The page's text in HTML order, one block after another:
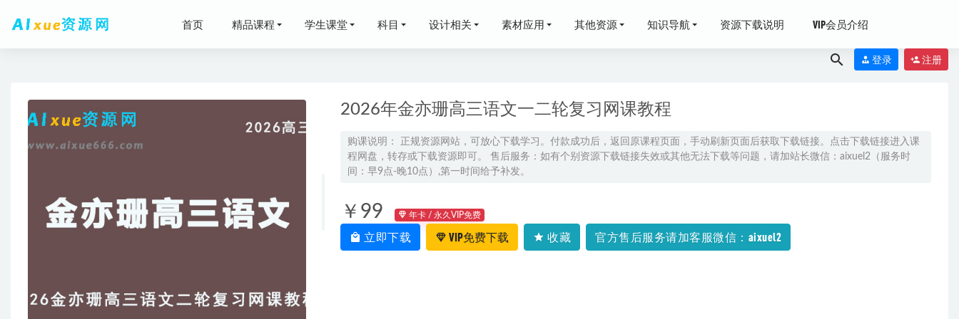
首页 精品课程 学生课堂 科目 设计相关 素材应用 其他资源 知识导航 资源下载说明 VIP会员介绍
登录 注册
2026年金亦珊高三语文一二轮复习网课教程
购课说明： 正规资源网站，可放心下载学习。付款成功后，返回原课程页面，手动刷新页面后获取下载链接。点击下载链接进入课
程网盘，转存或下载资源即可。 售后服务：如有个别资源下载链接失效或其他无法下载等问题，请加站长微信：aixuel2（服务时
间：早9点-晚10点）,第一时间给予补发。
￥99 年卡 / 永久VIP免费
立即下载 VIP免费下载 收藏 官方售后服务请加客服微信：aixuel2
2025韩佳伟高三数学a高考一轮复习暑假班 2024-07-24
师剑锋2024初三语文a+视频教程+讲义秋上+秋下
小学数学网课教程智慧数学一到六年级教学视频集合,4.08G学习资料百度网盘资源打包